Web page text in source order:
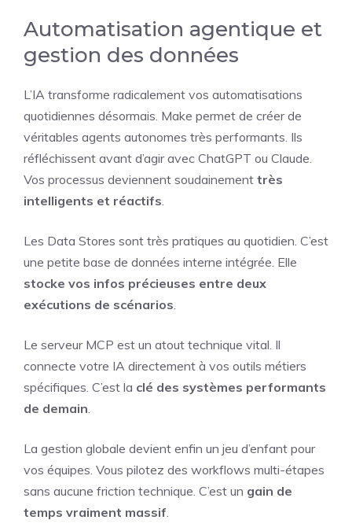
Automatisation agentique et
gestion des données
L’IA transforme radicalement vos automatisations
quotidiennes désormais. Make permet de créer de
véritables agents autonomes très performants. Ils
réfléchissent avant d’agir avec ChatGPT ou Claude.
Vos processus deviennent soudainement très
intelligents et réactifs
Les Data Stores sont très pratiques au quotidien. C’est
une petite base de données interne intégrée. Elle
stocke vos infos précieuses entre deux
exécutions de scénarios
Le serveur MCP est un atout technique vital. Il
connecte votre IA directement à vos outils métiers
spécifiques. C’est la clé des systèmes performants
de demain
La gestion globale devient enfin un jeu d’enfant pour
vos équipes. Vous pilotez des workflows multi-étapes
sans aucune friction technique. C’est un gain de
temps vraiment massif